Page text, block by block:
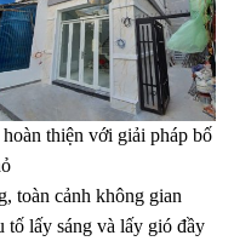
thiện với giải pháp bố
toàn cảnh không gian
tố lấy sáng và lấy gió đầy